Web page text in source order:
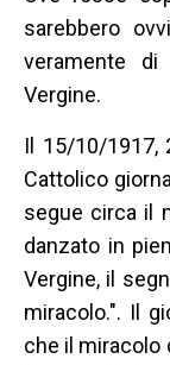
sarebbero
veramente di
Vergine.
Il 15/10/1917,
Cattolico
segue circa il
danzato in
Vergine, il
miracolo.". Il
che il miracolo